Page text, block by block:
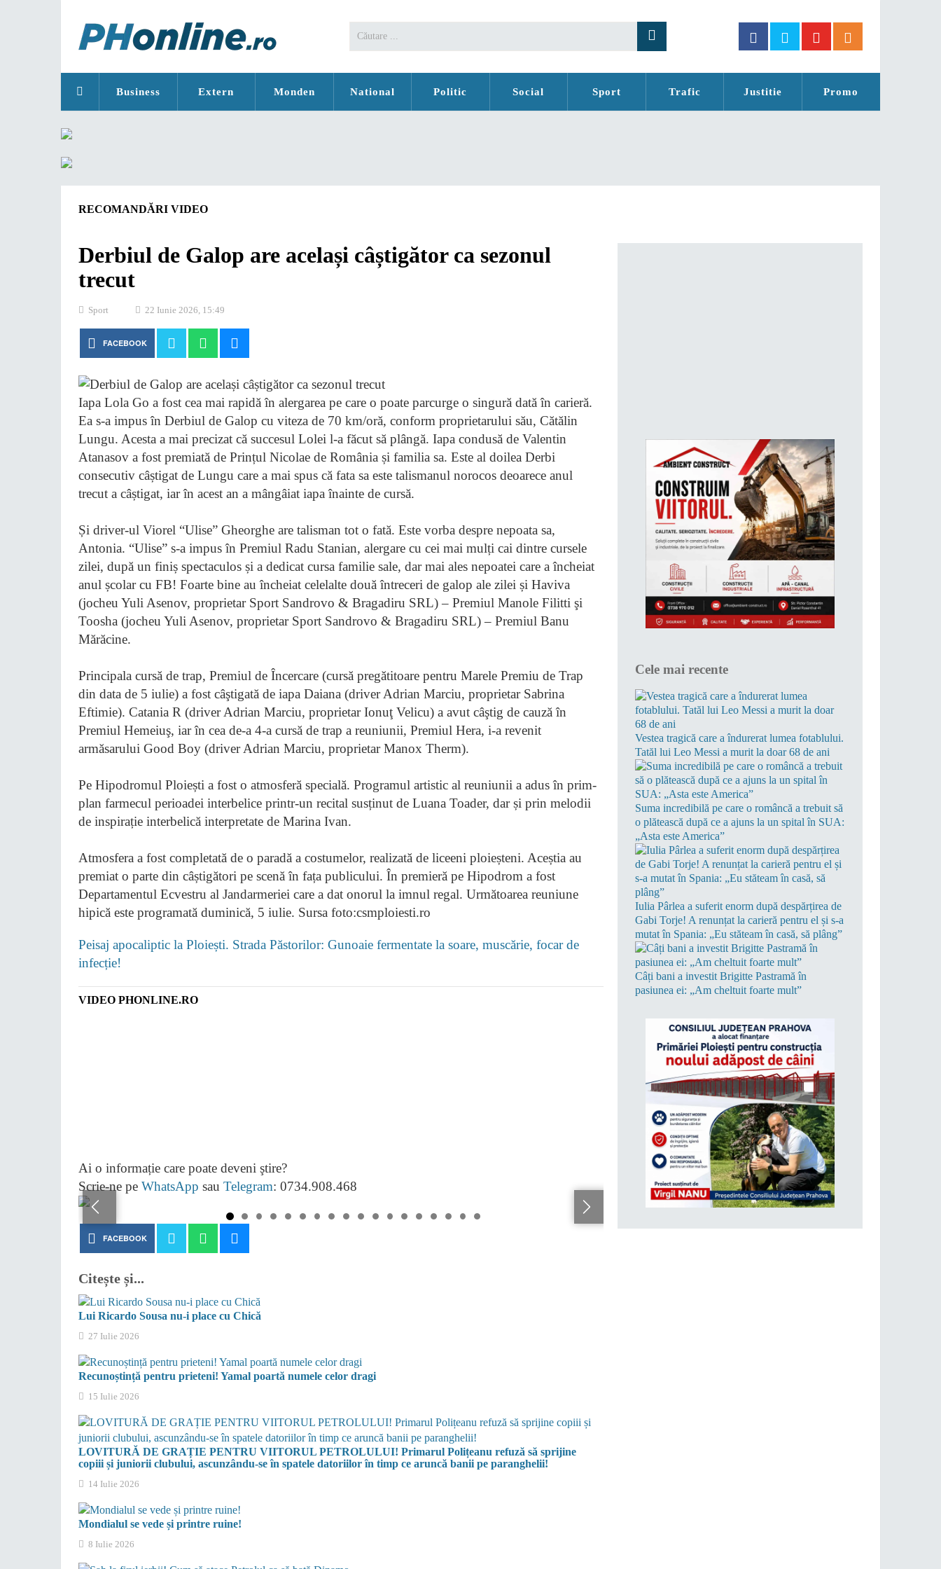
Business Extern Monden National Politic Social Sport Trafic Justitie Promo
RECOMANDĂRI VIDEO
Derbiul de Galop are același câștigător ca sezonul
trecut
Sport 22 Iunie 2026, 15:49
FACEBOOK
Iapa Lola Go a fost cea mai rapidă în alergarea pe care o poate parcurge o singură dată în carieră.
Ea s-a impus în Derbiul de Galop cu viteza de 70 km/oră, conform proprietarului său, Cătălin
Lungu. Acesta a mai precizat că succesul Lolei l-a făcut să plângă. Iapa condusă de Valentin
Atanasov a fost premiată de Prințul Nicolae de România și familia sa. Este al doilea Derbi
consecutiv câștigat de Lungu care a mai spus că fata sa este talismanul norocos deoarece anul
trecut a câștigat, iar în acest an a mângâiat iapa înainte de cursă.
Și driver-ul Viorel “Ulise” Gheorghe are talisman tot o fată. Este vorba despre nepoata sa,
Antonia. “Ulise” s-a impus în Premiul Radu Stanian, alergare cu cei mai mulți cai dintre cursele
zilei, după un finiș spectaculos și a dedicat cursa familie sale, dar mai ales nepoatei care a încheiat
anul școlar cu FB! Foarte bine au încheiat celelalte două întreceri de galop ale zilei și Haviva
(jocheu Yuli Asenov, proprietar Sport Sandrovo & Bragadiru SRL) – Premiul Manole Filitti şi
Toosha (jocheu Yuli Asenov, proprietar Sport Sandrovo & Bragadiru SRL) – Premiul Banu
Mărăcine.
Principala cursă de trap, Premiul de Încercare (cursă pregătitoare pentru Marele Premiu de Trap
din data de 5 iulie) a fost câştigată de iapa Daiana (driver Adrian Marciu, proprietar Sabrina
Eftimie). Catania R (driver Adrian Marciu, proprietar Ionuţ Velicu) a avut câştig de cauză în
Premiul Hemeiuş, iar în cea de-a 4-a cursă de trap a reuniunii, Premiul Hera, i-a revenit
armăsarului Good Boy (driver Adrian Marciu, proprietar Manox Therm).
Pe Hipodromul Ploiești a fost o atmosferă specială. Programul artistic al reuniunii a adus în prim-
plan farmecul perioadei interbelice printr-un recital susținut de Luana Toader, dar și prin melodii
de inspirație interbelică interpretate de Marina Ivan.
Atmosfera a fost completată de o paradă a costumelor, realizată de liceeni ploieșteni. Aceștia au
premiat o parte din câștigători pe scenă în fața publicului. În premieră pe Hipodrom a fost
Departamentul Ecvestru al Jandarmeriei care a dat onorul la imnul regal. Următoarea reuniune
hipică este programată duminică, 5 iulie. Sursa foto:csmploiesti.ro
Peisaj apocaliptic la Ploiești. Strada Păstorilor: Gunoaie fermentate la soare, muscărie, focar de
infecție!
VIDEO PHONLINE.RO
Ai o informație care poate deveni ştire?
Scrie-ne pe WhatsApp sau Telegram: 0734.908.468
FACEBOOK
Citește și...
Lui Ricardo Sousa nu-i place cu Chică
27 Iulie 2026
Recunoștință pentru prieteni! Yamal poartă numele celor dragi
15 Iulie 2026
LOVITURĂ DE GRAȚIE PENTRU VIITORUL PETROLULUI! Primarul Polițeanu refuză să sprijine
copiii și juniorii clubului, ascunzându-se în spatele datoriilor în timp ce aruncă banii pe paranghelii!
14 Iulie 2026
Mondialul se vede și printre ruine!
8 Iulie 2026
Cele mai recente
Vestea tragică care a îndurerat lumea fotablului.
Tatăl lui Leo Messi a murit la doar 68 de ani
Suma incredibilă pe care o româncă a trebuit să
o plătească după ce a ajuns la un spital în SUA:
„Asta este America”
Iulia Pârlea a suferit enorm după despărțirea de
Gabi Torje! A renunțat la carieră pentru el și s-a
mutat în Spania: „Eu stăteam în casă, să plâng”
Câți bani a investit Brigitte Pastramă în
pasiunea ei: „Am cheltuit foarte mult”